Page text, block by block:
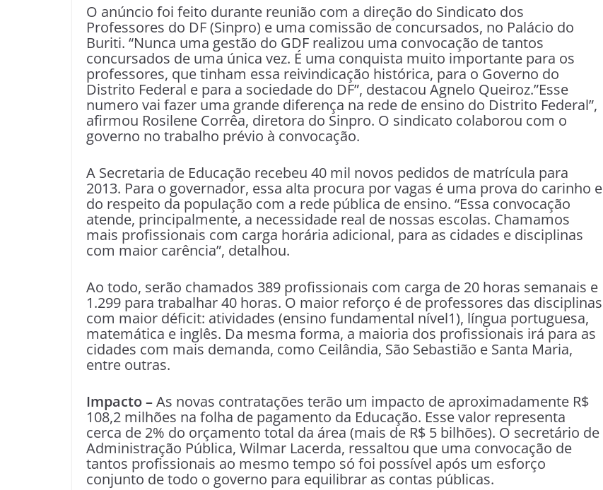
O anúncio foi feito durante reunião com a direção do Sindicato dos
Professores do DF (Sinpro) e uma comissão de concursados, no Palácio do
Buriti. “Nunca uma gestão do GDF realizou uma convocação de tantos
concursados de uma única vez. É uma conquista muito importante para os
professores, que tinham essa reivindicação histórica, para o Governo do
Distrito Federal e para a sociedade do DF”, destacou Agnelo Queiroz.”Esse
numero vai fazer uma grande diferença na rede de ensino do Distrito Federal”,
afirmou Rosilene Corrêa, diretora do Sinpro. O sindicato colaborou com o
governo no trabalho prévio à convocação.
A Secretaria de Educação recebeu 40 mil novos pedidos de matrícula para
2013. Para o governador, essa alta procura por vagas é uma prova do carinho e
do respeito da população com a rede pública de ensino. “Essa convocação
atende, principalmente, a necessidade real de nossas escolas. Chamamos
mais profissionais com carga horária adicional, para as cidades e disciplinas
com maior carência”, detalhou.
Ao todo, serão chamados 389 profissionais com carga de 20 horas semanais e
1.299 para trabalhar 40 horas. O maior reforço é de professores das disciplinas
com maior déficit: atividades (ensino fundamental nível1), língua portuguesa,
matemática e inglês. Da mesma forma, a maioria dos profissionais irá para as
cidades com mais demanda, como Ceilândia, São Sebastião e Santa Maria,
entre outras.
Impacto –As novas contratações terão um impacto de aproximadamente R$
108,2 milhões na folha de pagamento da Educação. Esse valor representa
cerca de 2% do orçamento total da área (mais de R$ 5 bilhões). O secretário de
Administração Pública, Wilmar Lacerda, ressaltou que uma convocação de
tantos profissionais ao mesmo tempo só foi possível após um esforço
conjunto de todo o governo para equilibrar as contas públicas.